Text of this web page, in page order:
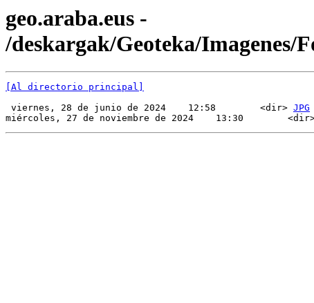
geo.araba.eus -
/deskargak/Geoteka/Imagenes/
[Al directorio principal]
viernes, 28 de junio de 2024    12:58        <dir> JPG
miércoles, 27 de noviembre de 2024    13:30